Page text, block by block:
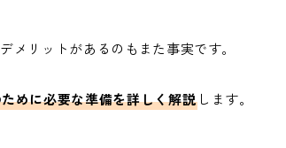
メリットがあるのもまた事実です。
めに必要な準備を詳しく解説 します。